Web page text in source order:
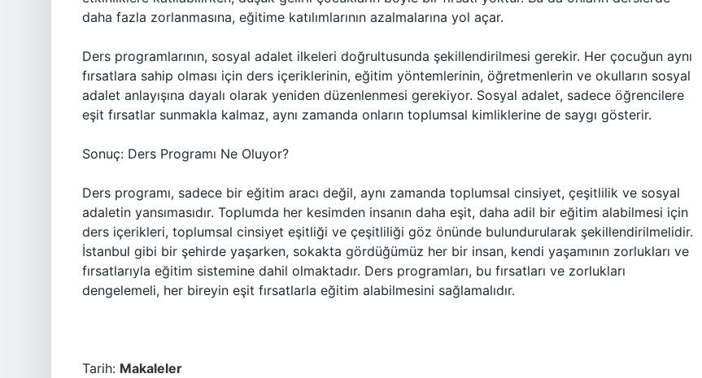
daha fazla zorlanmasına, eğitime katılımlarının azalmalarına yol açar.
Ders programlarının, sosyal adalet ilkeleri doğrultusunda şekillendirilmesi gerekir. Her çocuğun aynı
fırsatlara sahip olması için ders içeriklerinin, eğitim yöntemlerinin, öğretmenlerin ve okulların sosyal
adalet anlayışına dayalı olarak yeniden düzenlenmesi gerekiyor. Sosyal adalet, sadece öğrencilere
eşit fırsatlar sunmakla kalmaz, aynı zamanda onların toplumsal kimliklerine de saygı gösterir.
Sonuç: Ders Programı Ne Oluyor?
Ders programı, sadece bir eğitim aracı değil, aynı zamanda toplumsal cinsiyet, çeşitlilik ve sosyal
adaletin yansımasıdır. Toplumda her kesimden insanın daha eşit, daha adil bir eğitim alabilmesi için
ders içerikleri, toplumsal cinsiyet eşitliği ve çeşitliliği göz önünde bulundurularak şekillendirilmelidir.
İstanbul gibi bir şehirde yaşarken, sokakta gördüğümüz her bir insan, kendi yaşamının zorlukları ve
fırsatlarıyla eğitim sistemine dahil olmaktadır. Ders programları, bu fırsatları ve zorlukları
dengelemeli, her bireyin eşit fırsatlarla eğitim alabilmesini sağlamalıdır.
Tarih: Makaleler